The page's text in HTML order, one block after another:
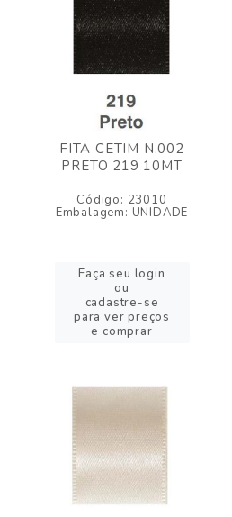
FITA CETIM N.002
PRETO 219 10MT
Código: 23010
Embalagem: UNIDADE
Faça seu login
ou
cadastre-se
para ver preços
e comprar